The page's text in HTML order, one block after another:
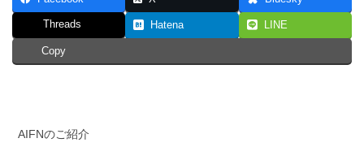
Threads Hatena LINE
Copy
AIFNのご紹介